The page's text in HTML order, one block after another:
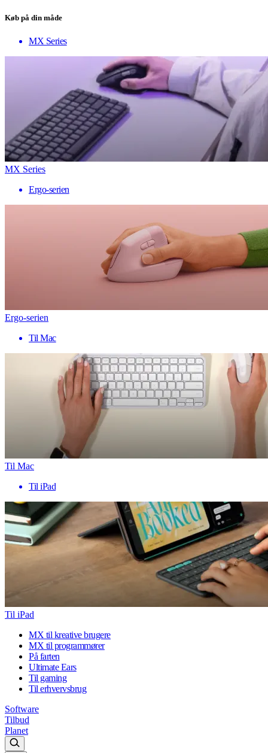
Køb på din måde
MX Series
MX Series
Ergo-serien
Ergo-serien
Til Mac
Til Mac
Til iPad
Til iPad
MX til kreative brugere
MX til programmører
På farten
Ultimate Ears
Til gaming
Til erhvervsbrug
Software
Tilbud
Planet